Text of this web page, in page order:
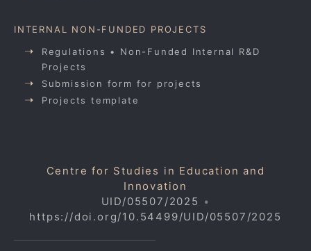
INTERNAL NON-FUNDED PROJECTS
Regulations • Non-Funded Internal R&D
Projects
Submission form for projects
Projects template
Centre for Studies in Education and
Innovation
UID/05507/2025 •
https://doi.org/10.54499/UID/05507/2025